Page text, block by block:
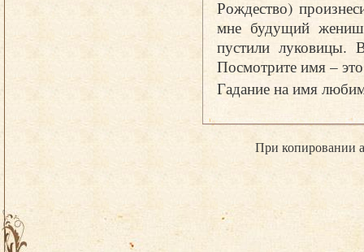
Рождество)
мне будущий
пустили луковицы.
Посмотрите имя –
Гадание на имя
При копировании